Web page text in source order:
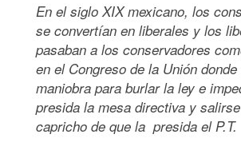
En el siglo XIX mexicano, los
se convertían en liberales y los
pasaban a los conservadores
en el Congreso de la Unión
maniobra para burlar la ley e
presida la mesa directiva y
capricho de que la presida el P.T.